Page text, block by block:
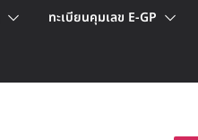
ทะเบียนคุมเลข E-GP